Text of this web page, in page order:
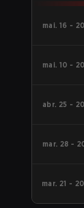
mai. 16 -
mai. 10 -
abr. 25 -
mar. 28 -
mar. 21 -